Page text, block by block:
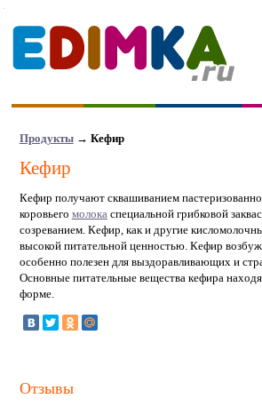
Продукты→ Кефир
Кефир
Кефир получают сквашиванием
коровьего молока специальной грибковой
созреванием. Кефир, как и другие
высокой питательной ценностью. Кефир
особенно полезен для выздоравливающих и
Основные питательные вещества кефира
форме.
Отзывы